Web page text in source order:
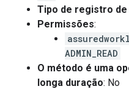
Tipo de registro
Permissões:
ADMIN_READ
O método é uma
longa duração: No